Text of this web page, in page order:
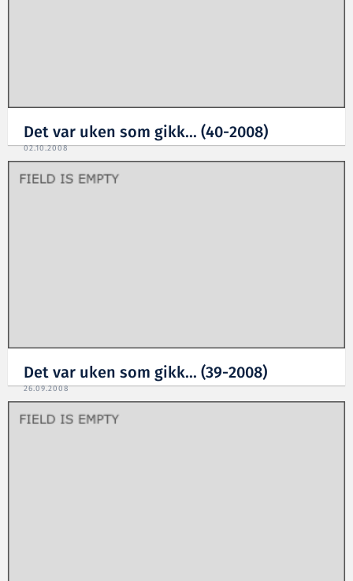
Det var uken som gikk... (40-2008)
02.10.2008
Det var uken som gikk... (39-2008)
26.09.2008